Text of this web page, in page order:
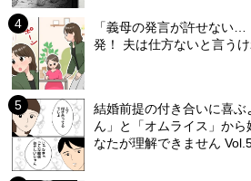
「義母の発言が許せない
発！ 夫は仕方ないと言う
結婚前提の付き合いに喜
ん」と「オムライス」か
なたが理解できません Vol.5